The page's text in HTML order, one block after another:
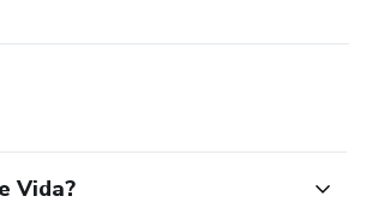
Vida?